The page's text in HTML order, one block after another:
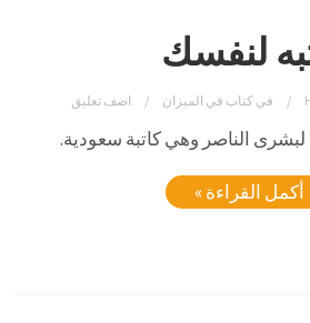
لنفسك
فيكتاب في الميزان اضف تعليق
لبشرى الناصر وهي كاتبة سعودية.
أكمل القراءة »